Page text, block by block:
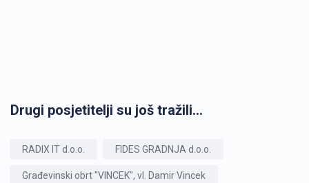
Drugi posjetitelji su još tražili...
RADIX IT d.o.o. FIDES GRADNJA d.o.o.
Građevinski obrt "VINCEK", vl. Damir Vincek